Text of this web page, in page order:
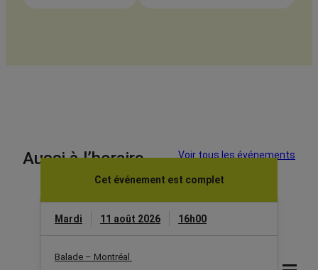
Aussi à l’horaire Voir tous les événements
Cet événement est complet
Mardi 11 août 2026 16h00
Balade – Montréal